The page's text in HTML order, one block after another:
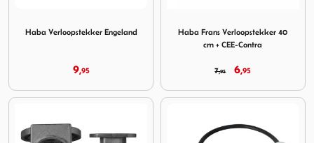
Haba Verloopstekker Engeland
9,95
Haba Frans Verloopstekker 40
cm + CEE-Contra
7,95 6,95